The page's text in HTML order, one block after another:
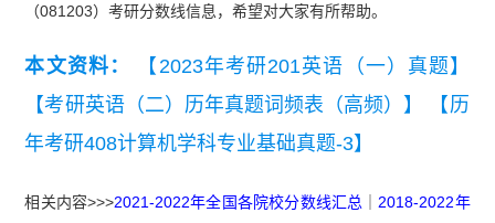
（081203）考研分数线信息，希望对大家有所帮助。
本文资料：
【2023年考研201英语（一）真题】
【考研英语（二）历年真题词频表（高频）】
【历
年考研408计算机学科专业基础真题-3】
相关内容>>>2021-2022年全国各院校分数线汇总
2018-2022年